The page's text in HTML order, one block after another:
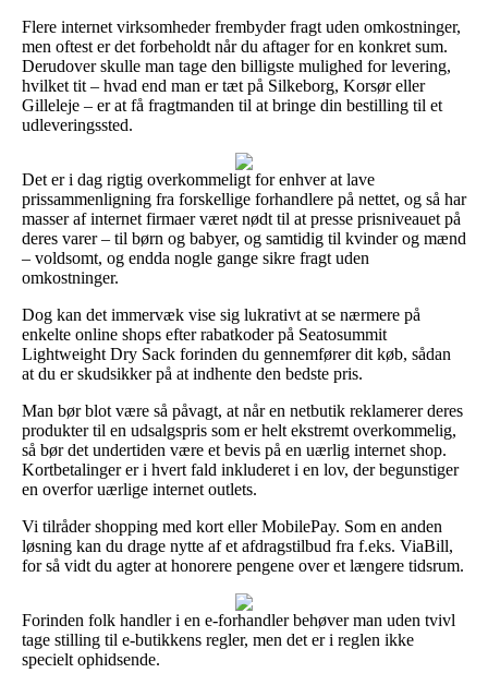
Flere internet virksomheder frembyder fragt uden omkostninger,
men oftest er det forbeholdt når du aftager for en konkret sum.
Derudover skulle man tage den billigste mulighed for levering,
hvilket tit – hvad end man er tæt på Silkeborg, Korsør eller
Gilleleje – er at få fragtmanden til at bringe din bestilling til et
udleveringssted.
Det er i dag rigtig overkommeligt for enhver at lave
prissammenligning fra forskellige forhandlere på nettet, og så har
masser af internet firmaer været nødt til at presse prisniveauet på
deres varer – til børn og babyer, og samtidig til kvinder og mænd
– voldsomt, og endda nogle gange sikre fragt uden
omkostninger.
Dog kan det immervæk vise sig lukrativt at se nærmere på
enkelte online shops efter rabatkoder på Seatosummit
Lightweight Dry Sack forinden du gennemfører dit køb, sådan
at du er skudsikker på at indhente den bedste pris.
Man bør blot være så påvagt, at når en netbutik reklamerer deres
produkter til en udsalgspris som er helt ekstremt overkommelig,
så bør det undertiden være et bevis på en uærlig internet shop.
Kortbetalinger er i hvert fald inkluderet i en lov, der begunstiger
en overfor uærlige internet outlets.
Vi tilråder shopping med kort eller MobilePay. Som en anden
løsning kan du drage nytte af et afdragstilbud fra f.eks. ViaBill,
for så vidt du agter at honorere pengene over et længere tidsrum.
Forinden folk handler i en e-forhandler behøver man uden tvivl
tage stilling til e-butikkens regler, men det er i reglen ikke
specielt ophidsende.